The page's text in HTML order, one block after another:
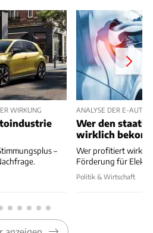
WIRKUNG
–
ANALYSE DER E-AUTO-
Wer den
wirklich
Wer profitiert
Förderung für
Politik & Wirtschaft